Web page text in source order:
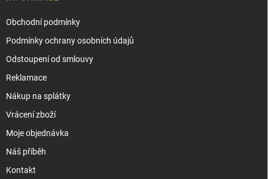
Obchodní podmínky
Podmínky ochrany osobních údajů
Odstoupení od smlouvy
Reklamace
Nákup na splátky
Vrácení zboží
Moje objednávka
Náš příběh
Kontakt